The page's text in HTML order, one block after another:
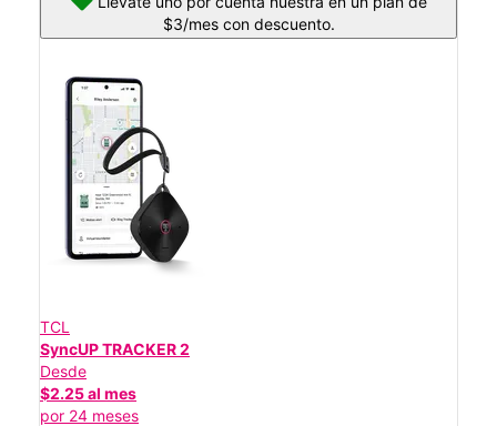
$3/mes con descuento.
TCL
SyncUP TRACKER 2
Desde
$2.25 al mes
por 24 meses